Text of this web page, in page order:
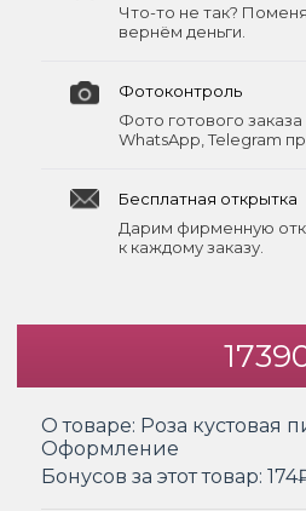
Что-то не так?
вернём деньги.
Фотоконтроль
Фото готового
WhatsApp, Telegram
Бесплатная открытка
Дарим фирменную
к каждому заказу.
О товаре: Роза кустовая
Оформление
Бонусов за этот товар: